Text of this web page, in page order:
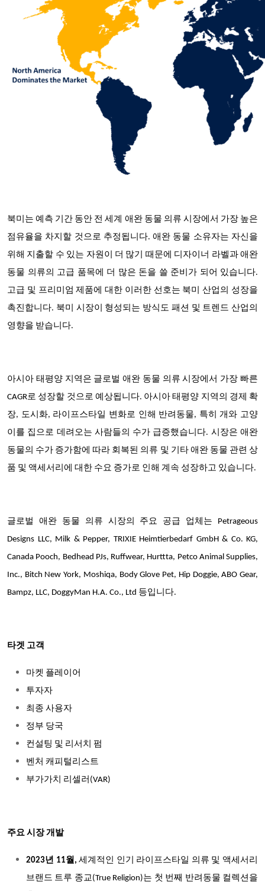
북미는 예측 기간 동안 전 세계 애완 동물 의류 시장에서 가장 높은
점유율을 차지할 것으로 추정됩니다. 애완 동물 소유자는 자신을
위해 지출할 수 있는 자원이 더 많기 때문에 디자이너 라벨과 애완
동물 의류의 고급 품목에 더 많은 돈을 쓸 준비가 되어 있습니다.
고급 및 프리미엄 제품에 대한 이러한 선호는 북미 산업의 성장을
촉진합니다. 북미 시장이 형성되는 방식도 패션 및 트렌드 산업의
영향을 받습니다.
아시아 태평양 지역은 글로벌 애완 동물 의류 시장에서 가장 빠른
CAGR로 성장할 것으로 예상됩니다. 아시아 태평양 지역의 경제 확
장, 도시화, 라이프스타일 변화로 인해 반려동물, 특히 개와 고양
이를 집으로 데려오는 사람들의 수가 급증했습니다. 시장은 애완
동물의 수가 증가함에 따라 회복된 의류 및 기타 애완 동물 관련 상
품 및 액세서리에 대한 수요 증가로 인해 계속 성장하고 있습니다.
글로벌 애완 동물 의류 시장의 주요 공급 업체는 Petrageous
Designs LLC, Milk & Pepper, TRIXIE Heimtierbedarf GmbH & Co. KG,
Canada Pooch, Bedhead PJs, Ruffwear, Hurttta, Petco Animal Supplies,
Inc., Bitch New York, Moshiqa, Body Glove Pet, Hip Doggie, ABO Gear,
Bampz, LLC, DoggyMan H.A. Co., Ltd 등입니다.
타겟 고객
마켓 플레이어
투자자
최종 사용자
정부 당국
컨설팅 및 리서치 펌
벤처 캐피털리스트
부가가치 리셀러(VAR)
주요 시장 개발
2023년 11월, 세계적인 인기 라이프스타일 의류 및 액세서리
브랜드 트루 종교(True Religion)는 첫 번째 반려동물 컬렉션을